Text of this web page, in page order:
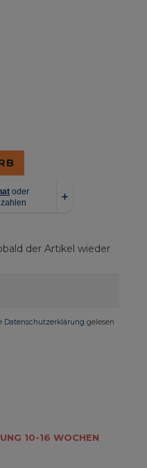
der Artikel wieder
Daten­schutz­erklärung gelesen
10-16 WOCHEN